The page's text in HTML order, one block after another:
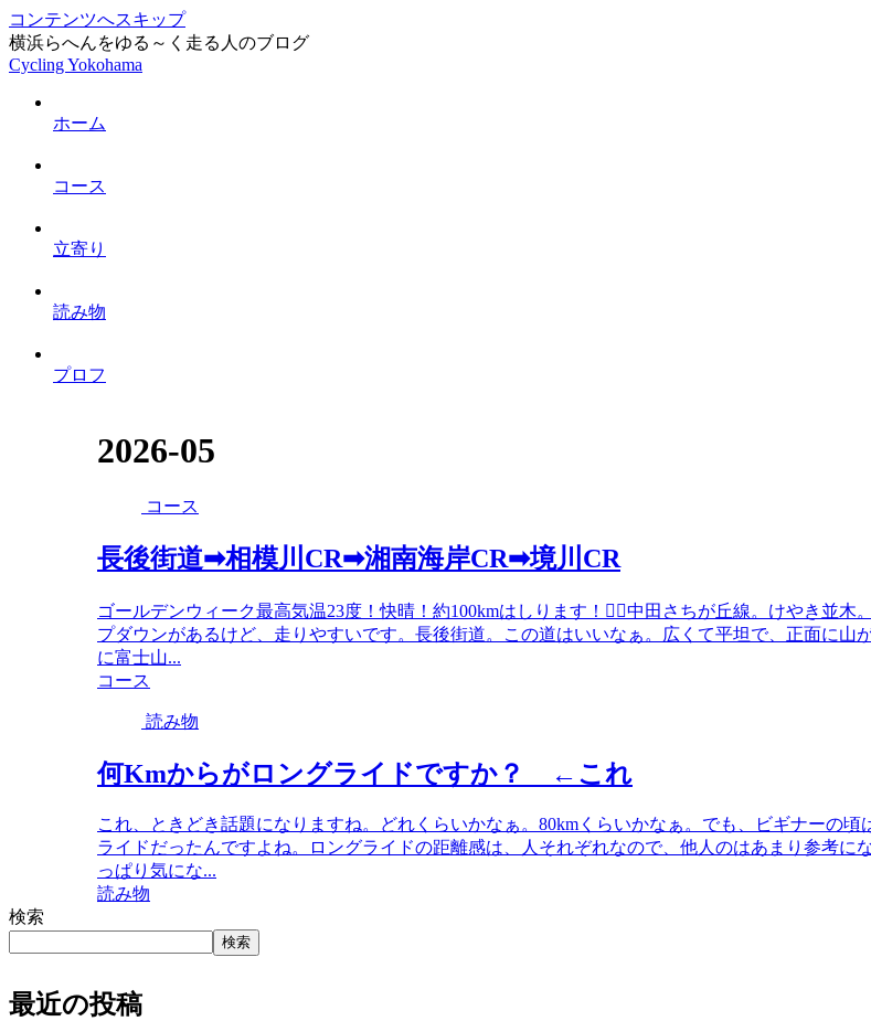
コンテンツへスキップ
横浜らへんをゆる～く走る人のブログ
Cycling Yokohama
ホーム
コース
立寄り
読み物
プロフ
2026-05
コース
長後街道➡相模川CR➡湘南海岸CR➡境川CR
ゴールデンウィーク最高気温23度！快晴！約100kmはしります！🚴‍♂️中田さちが丘線。けやき並木
プダウンがあるけど、走りやすいです。長後街道。この道はいいなぁ。広くて平坦で、正面に山
に富士山...
コース
読み物
何Kmからがロングライドですか？ ←これ
これ、ときどき話題になりますね。どれくらいかなぁ。80kmくらいかなぁ。でも、ビギナーの頃
ライドだったんですよね。ロングライドの距離感は、人それぞれなので、他人のはあまり参考に
っぱり気にな...
読み物
検索
検索
最近の投稿